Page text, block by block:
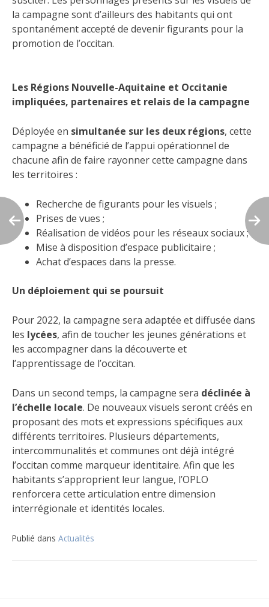
la campagne sont d’ailleurs des habitants qui ont
spontanément accepté de devenir figurants pour la
promotion de l’occitan.
Les Régions Nouvelle-Aquitaine et Occitanie
impliquées, partenaires et relais de la campagne
Déployée en simultanée sur les deux régions, cette
campagne a bénéficié de l’appui opérationnel de
chacune afin de faire rayonner cette campagne dans
les territoires :
Recherche de figurants pour les visuels ;
Prises de vues ;
Réalisation de vidéos pour les réseaux sociaux ;
Mise à disposition d’espace publicitaire ;
Achat d’espaces dans la presse.
Un déploiement qui se poursuit
Pour 2022, la campagne sera adaptée et diffusée dans
les lycées, afin de toucher les jeunes générations et
les accompagner dans la découverte et
l’apprentissage de l’occitan.
Dans un second temps, la campagne sera déclinée à
l’échelle locale. De nouveaux visuels seront créés en
proposant des mots et expressions spécifiques aux
différents territoires. Plusieurs départements,
intercommunalités et communes ont déjà intégré
l’occitan comme marqueur identitaire. Afin que les
habitants s’approprient leur langue, l’OPLO
renforcera cette articulation entre dimension
interrégionale et identités locales.
Publié dans Actualités